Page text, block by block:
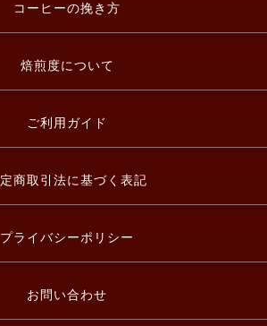
コーヒーの挽き方
焙煎度について
ご利用ガイド
商取引法に基づく表記
プライバシーポリシー
お問い合わせ